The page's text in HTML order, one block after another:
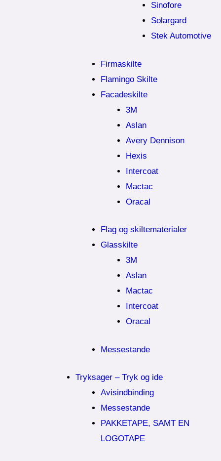
Sinofore
Solargard
Stek Automotive
Firmaskilte
Flamingo Skilte
Facadeskilte
3M
Aslan
Avery Dennison
Hexis
Intercoat
Mactac
Oracal
Flag og skiltematerialer
Glasskilte
3M
Aslan
Mactac
Intercoat
Oracal
Messestande
Tryksager – Tryk og ide
Avisindbinding
Messestande
PAKKETAPE, SAMT EN
LOGOTAPE